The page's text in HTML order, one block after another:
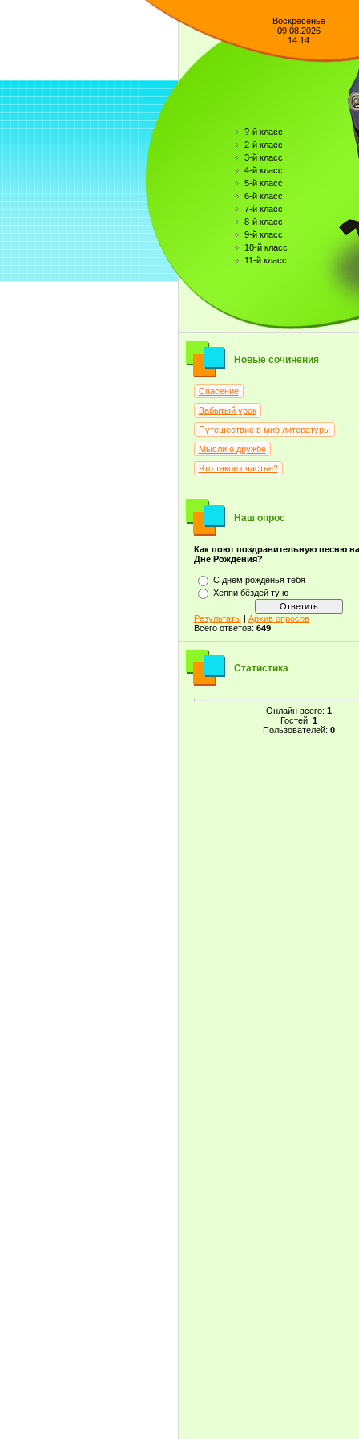
Воскресенье
09.08.2026
14:14
?-й класс
2-й класс
3-й класс
4-й класс
5-й класс
6-й класс
7-й класс
8-й класс
9-й класс
10-й класс
11-й класс
Новые сочинения
Спасение
Забытый урок
Путешествие в мир литературы
Мысли о дружбе
Что такое счастье?
Наш опрос
Как поют поздравительную песню
Дне Рождения?
С днём рожденья тебя
Хеппи бёздей ту ю
Результаты| Архив опросов
Всего ответов: 649
Статистика
Онлайн всего: 1
Гостей: 1
Пользователей: 0